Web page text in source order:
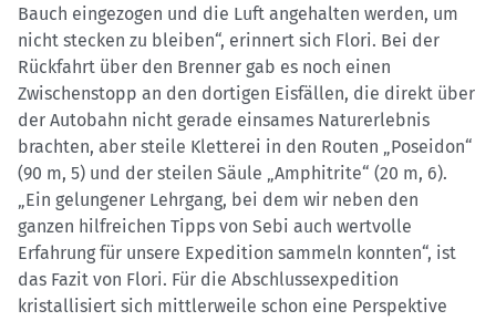
Bauch eingezogen und die Luft angehalten werden, um
nicht stecken zu bleiben“, erinnert sich Flori. Bei der
Rückfahrt über den Brenner gab es noch einen
Zwischenstopp an den dortigen Eisfällen, die direkt über
der Autobahn nicht gerade einsames Naturerlebnis
brachten, aber steile Kletterei in den Routen „Poseidon“
(90 m, 5) und der steilen Säule „Amphitrite“ (20 m, 6).
„Ein gelungener Lehrgang, bei dem wir neben den
ganzen hilfreichen Tipps von Sebi auch wertvolle
Erfahrung für unsere Expedition sammeln konnten“, ist
das Fazit von Flori. Für die Abschlussexpedition
kristallisiert sich mittlerweile schon eine Perspektive